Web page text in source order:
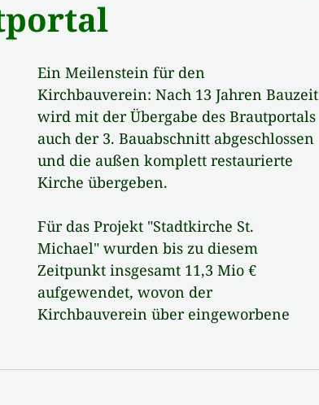
Ein Meilenstein für den
Kirchbauverein: Nach 13 Jahren Bauzeit
wird mit der Übergabe des Brautportals
auch der 3. Bauabschnitt abgeschlossen
und die außen komplett restaurierte
Kirche übergeben.
Für das Projekt "Stadtkirche St.
Michael" wurden bis zu diesem
Zeitpunkt insgesamt 11,3 Mio €
aufgewendet, wovon der
Kirchbauverein über eingeworbene